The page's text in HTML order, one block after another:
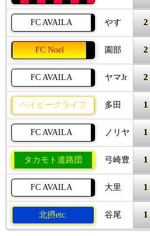
FC AVAILA やす 2
FC Noel 園部 2
FC AVAILA ヤマJr 2
ベイビークライフ 多田 1
FC AVAILA ノリヤ 1
タカモト道路団 弓崎豊 1
FC AVAILA 大里 1
北摂etc. 谷尾 1